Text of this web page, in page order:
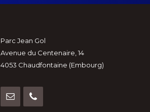
Footer
Parc Jean Gol
Avenue du Centenaire, 14
4053 Chaudfontaine (Embourg)